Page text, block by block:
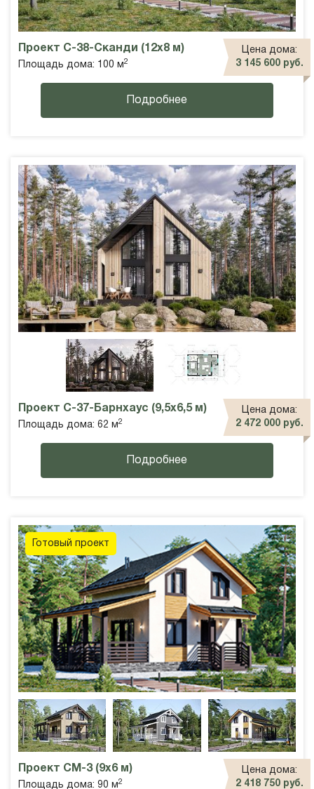
Проект С-38-Сканди (12х8 м)
Площадь дома: 100 м 2
Цена дома:
3 145 600 руб.
Подробнее
Проект С-37-Барнхаус (9,5х6,5 м)
Площадь дома: 62 м 2
Цена дома:
2 472 000 руб.
Подробнее
Готовый проект
Проект СМ-3 (9х6 м)
Площадь дома: 90 м2
Цена дома:
2 418 750 руб.